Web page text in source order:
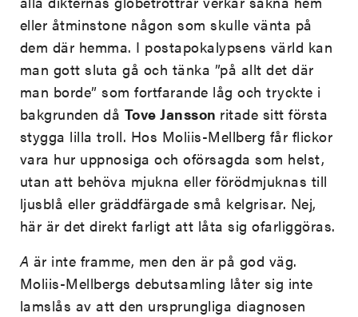
eller åtminstone någon som skulle vänta på
dem där hemma. I postapokalypsens värld kan
man gott sluta gå och tänka ”på allt det där
man borde” som fortfarande låg och tryckte i
bakgrunden då Tove Jansson ritade sitt första
stygga lilla troll. Hos Moliis-Mellberg får flickor
vara hur uppnosiga och oförsagda som helst,
utan att behöva mjukna eller förödmjuknas till
ljusblå eller gräddfärgade små kelgrisar. Nej,
här är det direkt farligt att låta sig ofarliggöras.
A är inte framme, men den är på god väg.
Moliis-Mellbergs debutsamling låter sig inte
lamslås av att den ursprungliga diagnosen